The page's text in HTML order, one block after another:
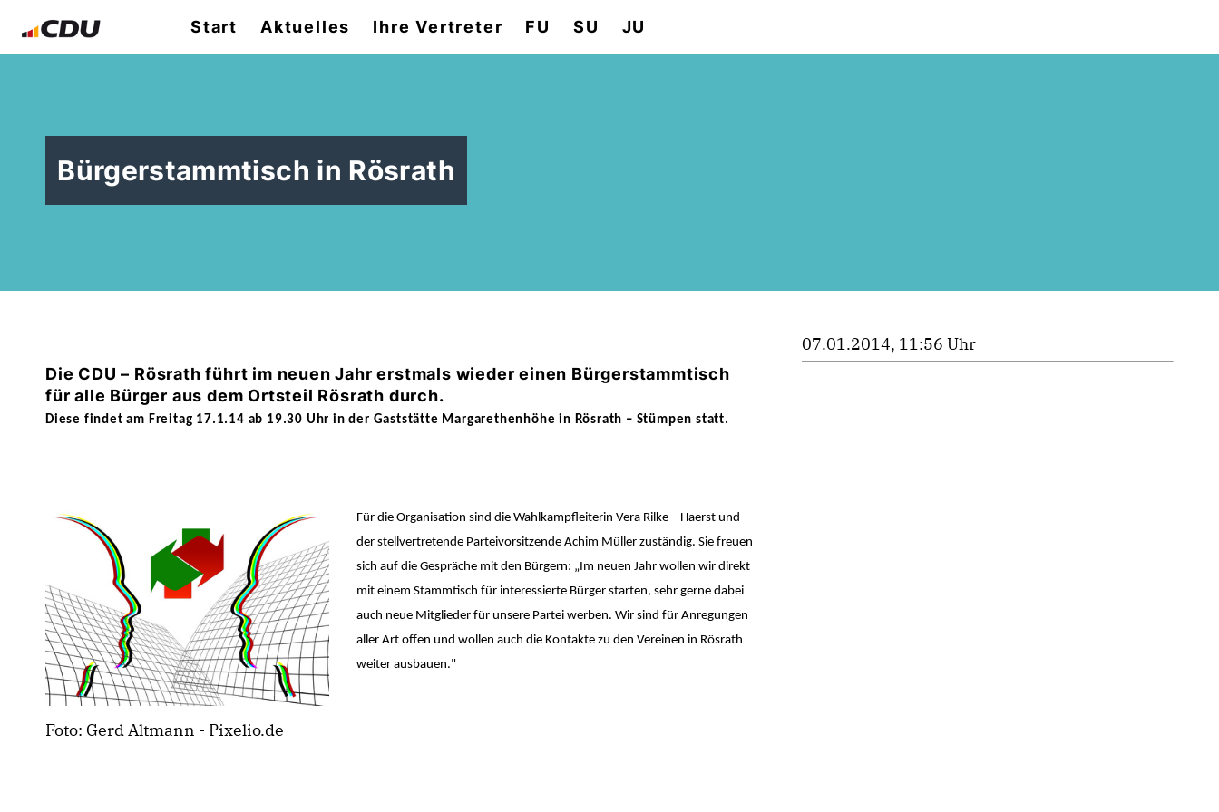
Start Aktuelles Ihre Vertreter FU SU JU
Bürgerstammtisch in Rösrath
Die CDU – Rösrath führt im neuen Jahr erstmals wieder einen Bürgerstammtisch
für alle Bürger aus dem Ortsteil Rösrath durch.
Diese findet am Freitag 17.1.14 ab 19.30 Uhr in der Gaststätte Margarethenhöhe in Rösrath – Stümpen statt.
Foto: Gerd Altmann - Pixelio.de
Für die Organisation sind die Wahlkampfleiterin Vera Rilke – Haerst und
der stellvertretende Parteivorsitzende Achim Müller zuständig. Sie freuen
sich auf die Gespräche mit den Bürgern: „Im neuen Jahr wollen wir direkt
mit einem Stammtisch für interessierte Bürger starten, sehr gerne dabei
auch neue Mitglieder für unsere Partei werben. Wir sind für Anregungen
aller Art offen und wollen auch die Kontakte zu den Vereinen in Rösrath
weiter ausbauen."
07.01.2014, 11:56 Uhr